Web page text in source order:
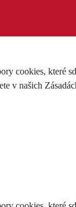
cookies, které
v našich